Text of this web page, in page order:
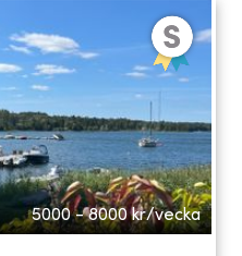
5000 - 8000 kr/vecka